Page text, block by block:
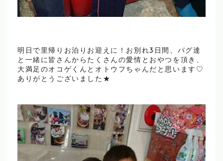
明日で里帰りお泊りお迎えに！お別れ3日間、パグ達
と一緒に皆さんからたくさんの愛情とおやつを頂き、
大満足のオコゲくんとオトウフちゃんだと思います♡
ありがとうございました★